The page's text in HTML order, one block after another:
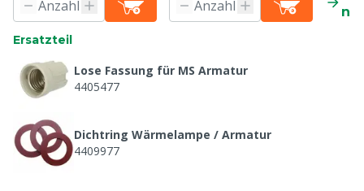
Ersatzteil
Lose Fassung für MS Armatur
4405477
Dichtring Wärmelampe / Armatur
4409977